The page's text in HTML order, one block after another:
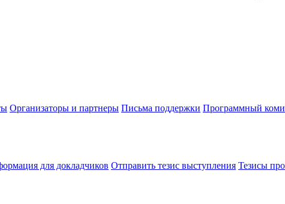
Организаторы и партнеры Письма поддержки Программный
для докладчиков Отправить тезис выступления Тезисы